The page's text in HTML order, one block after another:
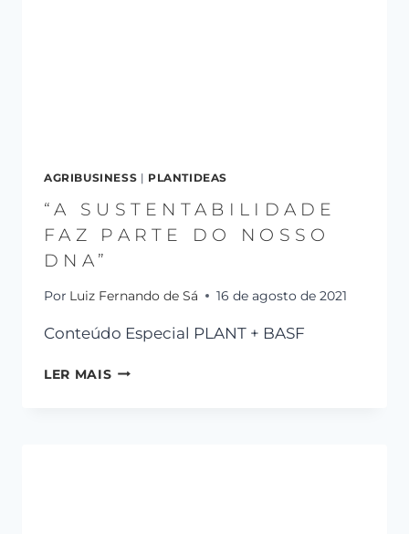
AGRIBUSINESS | PLANTIDEAS
“A SUSTENTABILIDADE
FAZ PARTE DO NOSSO
DNA”
Por Luiz Fernando de Sá 16 de agosto de 2021
Conteúdo Especial PLANT + BASF
LER MAIS